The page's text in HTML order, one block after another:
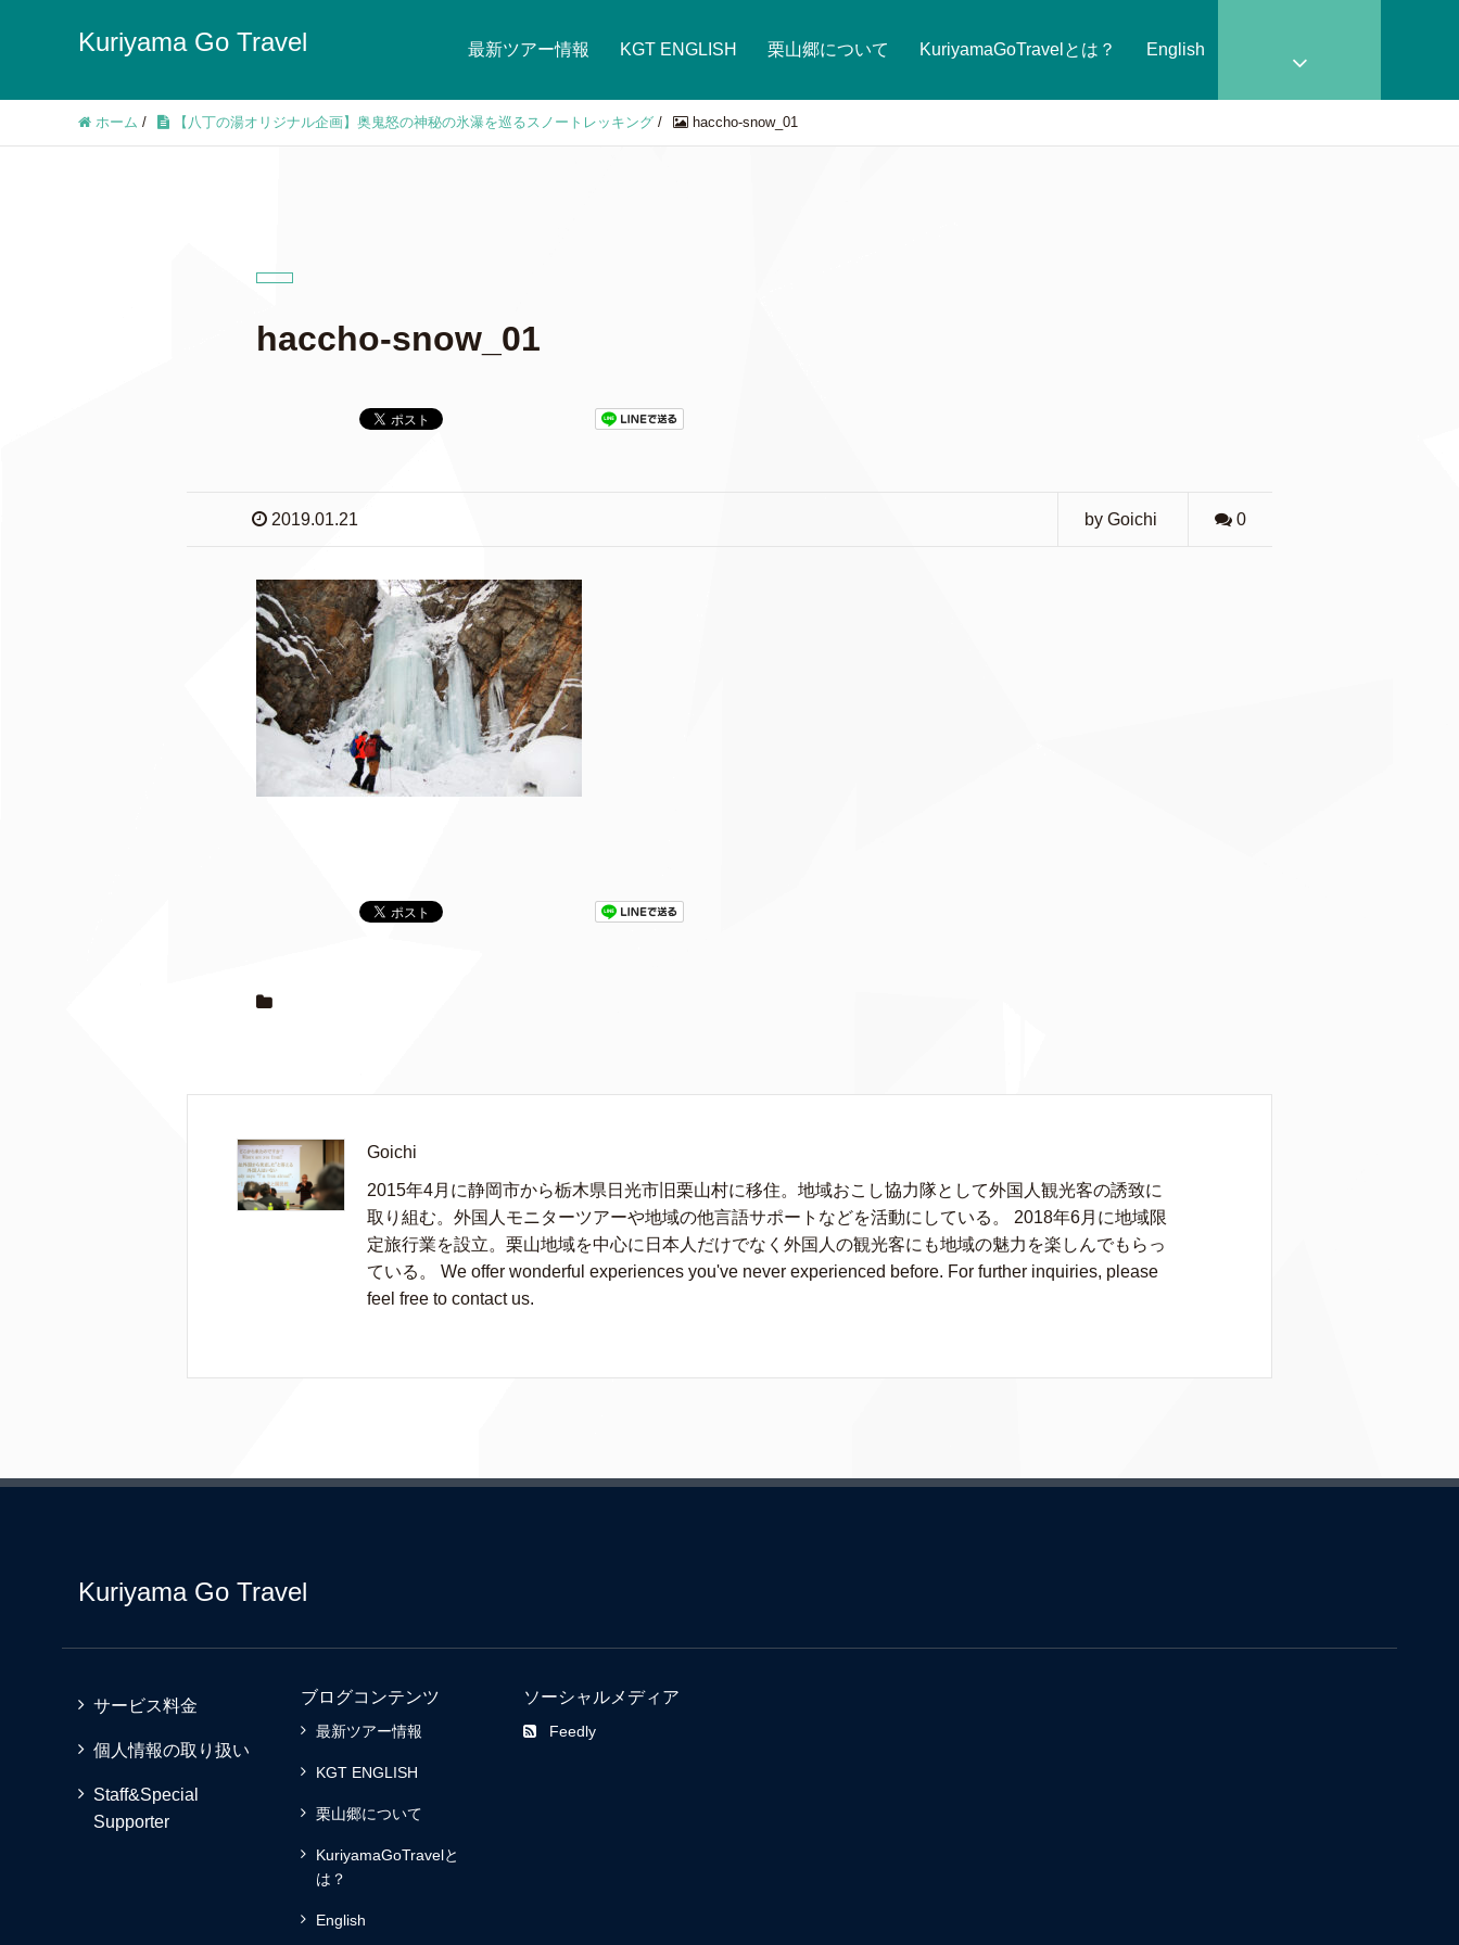
Kuriyama Go Travel 最新ツアー情報 KGT ENGLISH 栗山郷について KuriyamaGoTravelとは？ English
ホーム / 【八丁の湯オリジナル企画】奥鬼怒の神秘の氷瀑を巡るスノートレッキング / haccho-snow_01
haccho-snow_01
2019.01.21 by Goichi 0
Goichi
2015年4月に静岡市から栃木県日光市旧栗山村に移住。地域おこし協力隊として外国人観光客の誘致に
取り組む。外国人モニターツアーや地域の他言語サポートなどを活動にしている。 2018年6月に地域限
定旅行業を設立。栗山地域を中心に日本人だけでなく外国人の観光客にも地域の魅力を楽しんでもらっ
ている。 We offer wonderful experiences you've never experienced before. For further inquiries, please
feel free to contact us.
Kuriyama Go Travel
サービス料金
個人情報の取り扱い
Staff&Special
Supporter
ブログコンテンツ
最新ツアー情報
KGT ENGLISH
栗山郷について
KuriyamaGoTravelと
は？
English
ソーシャルメディア
Feedly